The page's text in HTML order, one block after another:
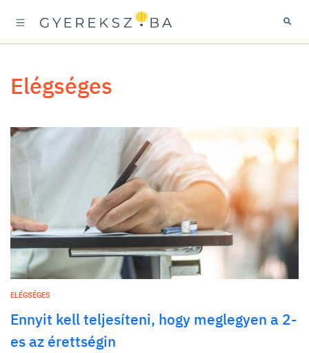
elégséges
ELÉGSÉGES
Ennyit kell teljesíteni, hogy meglegyen a 2-
es az érettségin